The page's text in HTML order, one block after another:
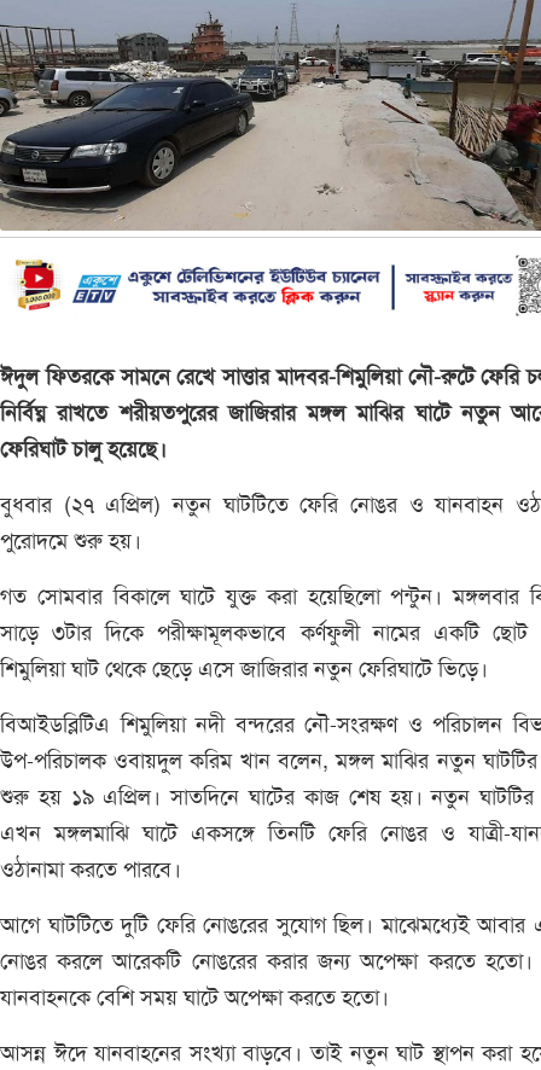
ঈদুল ফিতরকে সামনে রেখে সাত্তার মাদবর-শিমুলিয়া নৌ-রুটে ফেরি
নির্বিঘ্ন রাখতে শরীয়তপুরের জাজিরার মঙ্গল মাঝির ঘাটে নতুন
ফেরিঘাট চালু হয়েছে।
বুধবার (২৭ এপ্রিল) নতুন ঘাটটিতে ফেরি নোঙর ও যানবাহন
পুরোদমে শুরু হয়।
গত সোমবার বিকালে ঘাটে যুক্ত করা হয়েছিলো পন্টুন। মঙ্গলবার
সাড়ে ৩টার দিকে পরীক্ষামূলকভাবে কর্ণফুলী নামের একটি ছোট
শিমুলিয়া ঘাট থেকে ছেড়ে এসে জাজিরার নতুন ফেরিঘাটে ভিড়ে।
বিআইডব্লিটিএ শিমুলিয়া নদী বন্দরের নৌ-সংরক্ষণ ও পরিচালন
উপ-পরিচালক ওবায়দুল করিম খান বলেন, মঙ্গল মাঝির নতুন
শুরু হয় ১৯ এপ্রিল। সাতদিনে ঘাটের কাজ শেষ হয়। নতুন
এখন মঙ্গলমাঝি ঘাটে একসঙ্গে তিনটি ফেরি নোঙর ও যাত্রী-
ওঠানামা করতে পারবে।
আগে ঘাটটিতে দুটি ফেরি নোঙরের সুযোগ ছিল। মাঝেমধ্যেই আবার
নোঙর করলে আরেকটি নোঙরের করার জন্য অপেক্ষা করতে
যানবাহনকে বেশি সময় ঘাটে অপেক্ষা করতে হতো।
আসন্ন ঈদে যানবাহনের সংখ্যা বাড়বে। তাই নতুন ঘাট স্থাপন করা